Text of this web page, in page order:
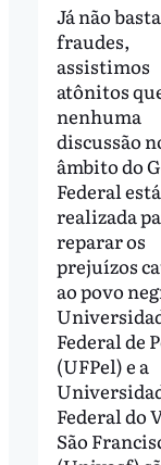
Já não
fraudes,
assistimos
atônitos
nenhuma
discussão
âmbito do
Federal
realizada
reparar os
prejuízos
ao povo
Federal de
(UFPel) e a
Federal do
São